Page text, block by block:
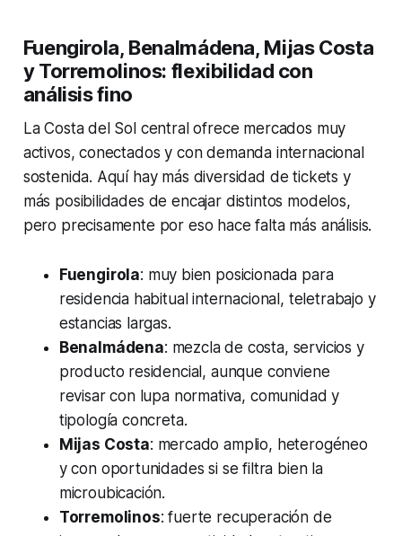
Fuengirola, Benalmádena, Mijas Costa
y Torremolinos: flexibilidad con
análisis fino
La Costa del Sol central ofrece mercados muy
activos, conectados y con demanda internacional
sostenida. Aquí hay más diversidad de tickets y
más posibilidades de encajar distintos modelos,
pero precisamente por eso hace falta más análisis.
Fuengirola: muy bien posicionada para
residencia habitual internacional, teletrabajo y
estancias largas.
Benalmádena: mezcla de costa, servicios y
producto residencial, aunque conviene
revisar con lupa normativa, comunidad y
tipología concreta.
Mijas Costa: mercado amplio, heterogéneo
y con oportunidades si se filtra bien la
microubicación.
Torremolinos: fuerte recuperación de